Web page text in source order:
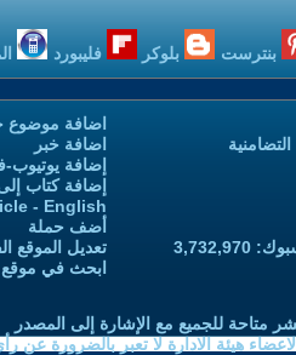
بنترست بلوكر فليبورد
اضافة موضوع
اضافة خبر
إضافة
إضافة كتاب
- English
أضف حملة
تعديل الموقع
ابحث في موقع
متاحة للجميع مع الإشارة إلى المصدر
هيئة الادارة لا تعبر بالضرورة عن